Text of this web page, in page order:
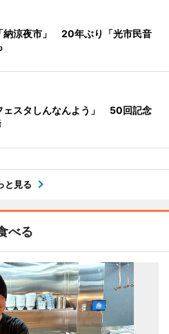
納涼夜市」 20年ぶり「光市民音
ェスタしんなんよう」 50回記念
と見る
べる